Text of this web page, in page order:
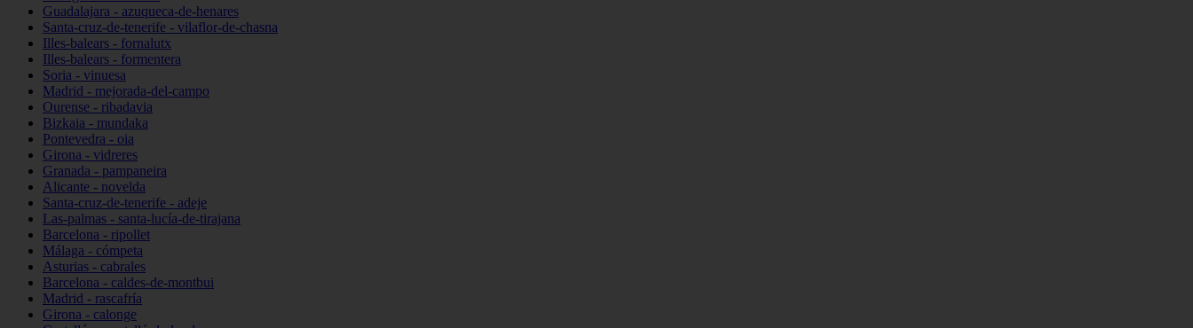
Guadalajara - azuqueca-de-henares
Santa-cruz-de-tenerife - vilaflor-de-chasna
Illes-balears - fornalutx
Illes-balears - formentera
Soria - vinuesa
Madrid - mejorada-del-campo
Ourense - ribadavia
Bizkaia - mundaka
Pontevedra - oia
Girona - vidreres
Granada - pampaneira
Alicante - novelda
Santa-cruz-de-tenerife - adeje
Las-palmas - santa-lucía-de-tirajana
Barcelona - ripollet
Málaga - cómpeta
Asturias - cabrales
Barcelona - caldes-de-montbui
Madrid - rascafría
Girona - calonge